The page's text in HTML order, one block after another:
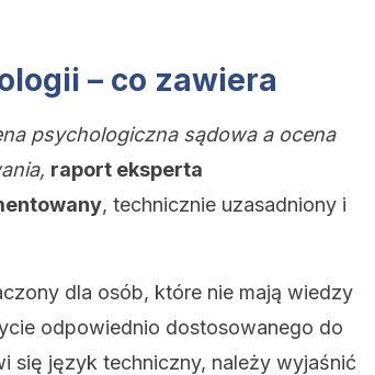
– co zawiera
psychologiczna sądowa a ocena
raport eksperta
, technicznie uzasadniony i
dla osób, które nie mają wiedzy
odpowiednio dostosowanego do
się język techniczny, należy wyjaśnić